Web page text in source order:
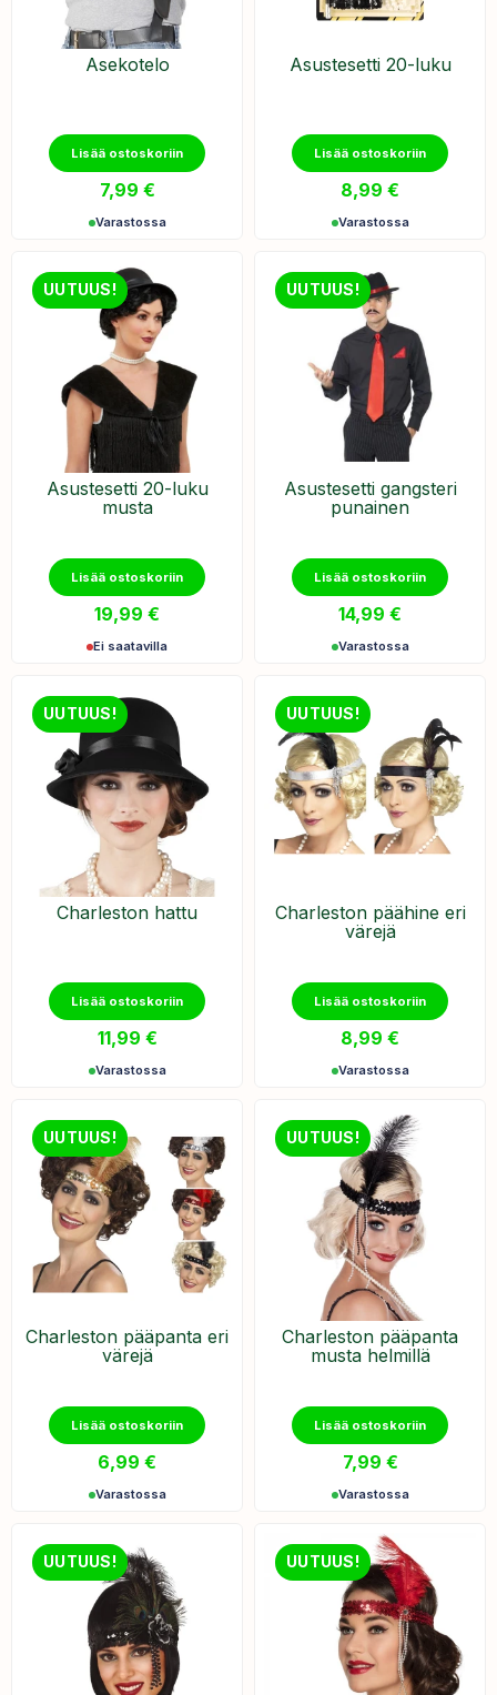
Asekotelo
Lisää ostoskoriin
7,99 €
Varastossa
Asustesetti 20-luku
Lisää ostoskoriin
8,99 €
Varastossa
UUTUUS!
Asustesetti 20-luku
musta
Lisää ostoskoriin
19,99 €
Ei saatavilla
UUTUUS!
Asustesetti gangsteri
punainen
Lisää ostoskoriin
14,99 €
Varastossa
UUTUUS!
Charleston hattu
Lisää ostoskoriin
11,99 €
Varastossa
UUTUUS!
Charleston päähine eri
värejä
Lisää ostoskoriin
8,99 €
Varastossa
UUTUUS!
Charleston pääpanta eri
värejä
Lisää ostoskoriin
6,99 €
Varastossa
UUTUUS!
Charleston pääpanta
musta helmillä
Lisää ostoskoriin
7,99 €
Varastossa
UUTUUS! UUTUUS!